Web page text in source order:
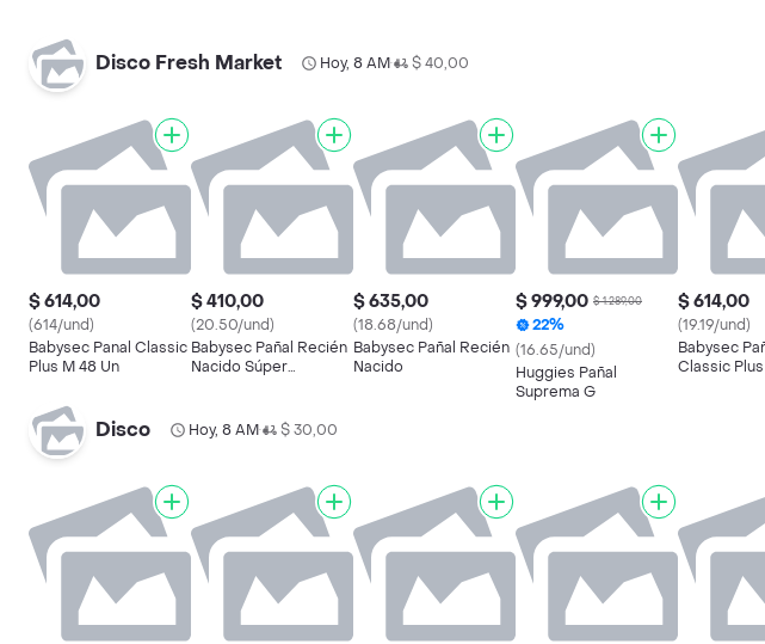
Disco Fresh Market Hoy, 8 AM• $ 40,00
$ 614,00
(614/und)
Babysec Panal Classic
Plus M 48 Un
$ 410,00
(20.50/und)
Babysec Pañal Recién
Nacido Súper
$ 635,00
(18.68/und)
Babysec Pañal Recién
Nacido
$ 999,00 $ 1.289,00
22%
(16.65/und)
Huggies Pañal
Suprema G
$ 614,00
(19.19/und)
Babysec
Classic
Disco Hoy, 8 AM• $ 30,00